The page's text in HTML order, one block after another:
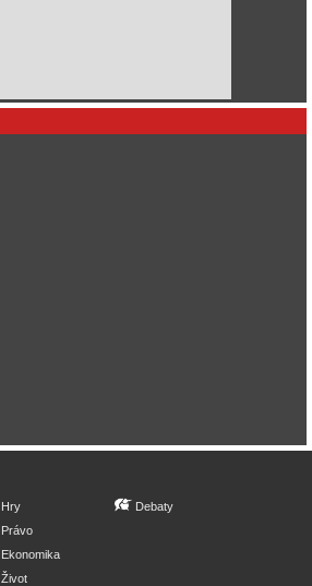
Hry
Právo
Ekonomika
Život
Debaty